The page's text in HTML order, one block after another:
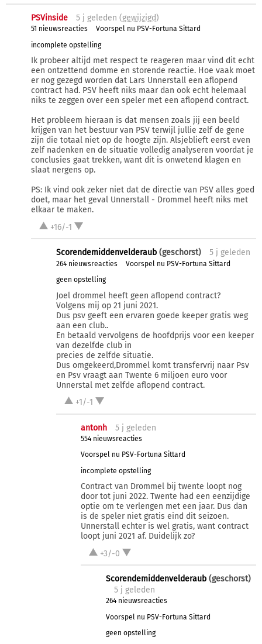
PSVinside 5 j geleden (gewijzigd)
51 nieuwsreacties
Voorspel nu PSV-Fortuna Sittard
incomplete opstelling
Ik probeer altijd met respect te reageren maar vind dit echt
een ontzettend domme en storende reactie. Hoe vaak moet
er nog gezegd worden dat Lars Unnerstall een aflopend
contract had. PSV heeft niks maar dan ook echt helemaal
niks te zeggen over een speler met een aflopend contract.
Het probleem hieraan is dat mensen zoals jij een beeld
krijgen van het bestuur van PSV terwijl jullie zelf de gene
zijn die totaal niet op de hoogte zijn. Alsjeblieft eerst even
zelf nadenken en de situatie volledig analyseren voordat je
conclusies gaat trekken, want dit is onwetend klagen en
slaat nergens op.
PS: Ik vind ook zeker niet dat de directie van PSV alles goed
doet, maar het geval Unnerstall - Drommel heeft niks met
elkaar te maken.
+16/-1
Scorendemiddenvelderaub(geschorst) 5 j geleden
264 nieuwsreacties
Voorspel nu PSV-Fortuna Sittard
geen opstelling
Joel drommel heeft geen aflopend contract?
Volgens mij op 21 juni 2021.
Dus psv geeft een ervaren goede keeper gratis weg
aan een club..
En betaald vervolgens de hoofdprijs voor een keeper
van dezelfde club in
precies de zelfde situatie.
Dus omgekeerd,Drommel komt transfervrij naar Psv
en Psv vraagt aan Twente 6 miljoen euro voor
Unnerstal met zelfde aflopend contract.
+1/-1
antonh 5 j geleden
554 nieuwsreacties
Voorspel nu PSV-Fortuna Sittard
incomplete opstelling
Contract van Drommel bij twente loopt nog
door tot juni 2022. Twente had een eenzijdige
optie om te verlengen met een jaar. Dus dan
is de speler niet gratis eind dit seizoen.
Unnerstall echter is wel gratis, want contract
loopt juni 2021 af. Duidelijk zo?
+3/-0
Scorendemiddenvelderaub (geschorst)
5 j geleden
264 nieuwsreacties
Voorspel nu PSV-Fortuna Sittard
geen opstelling